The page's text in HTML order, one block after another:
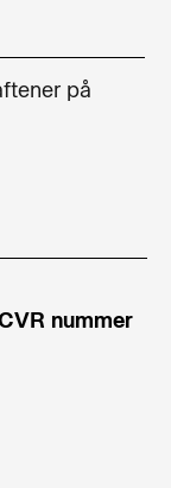
på
nummer